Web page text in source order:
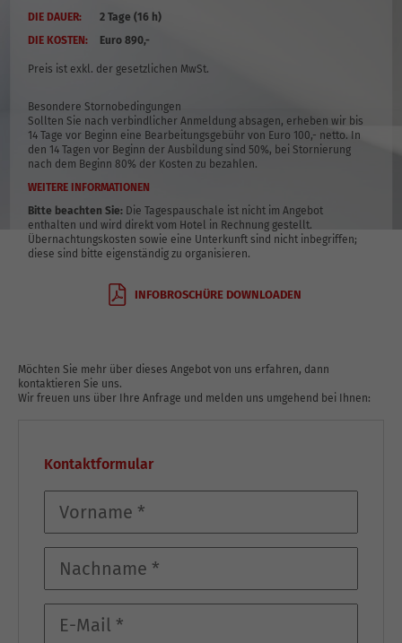
DIE DAUER:
2 Tage (16 h)
DIE KOSTEN:
Euro 890,-
Preis ist exkl. der gesetzlichen MwSt.
Besondere Stornobedingungen
Sollten Sie nach verbindlicher Anmeldung absagen, erheben wir bis
14 Tage vor Beginn eine Bearbeitungsgebühr von Euro 100,- netto. In
den 14 Tagen vor Beginn der Ausbildung sind 50%, bei Stornierung
nach dem Beginn 80% der Kosten zu bezahlen.
WEITERE INFORMATIONEN
Bitte beachten Sie: Die Tagespauschale ist nicht im Angebot
enthalten und wird direkt vom Hotel in Rechnung gestellt.
Übernachtungskosten sowie eine Unterkunft sind nicht inbegriffen;
diese sind bitte eigenständig zu organisieren.
INFOBROSCHÜRE DOWNLOADEN
Möchten Sie mehr über dieses Angebot von uns erfahren, dann
kontaktieren Sie uns.
Wir freuen uns über Ihre Anfrage und melden uns umgehend bei Ihnen:
Kontaktformular